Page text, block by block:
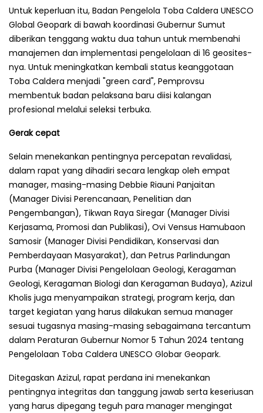
Untuk keperluan itu, Badan Pengelola Toba Caldera UNESCO
Global Geopark di bawah koordinasi Gubernur Sumut
diberikan tenggang waktu dua tahun untuk membenahi
manajemen dan implementasi pengelolaan di 16 geosites-
nya. Untuk meningkatkan kembali status keanggotaan
Toba Caldera menjadi "green card", Pemprovsu
membentuk badan pelaksana baru diisi kalangan
profesional melalui seleksi terbuka.
Gerak cepat
Selain menekankan pentingnya percepatan revalidasi,
dalam rapat yang dihadiri secara lengkap oleh empat
manager, masing-masing Debbie Riauni Panjaitan
(Manager Divisi Perencanaan, Penelitian dan
Pengembangan), Tikwan Raya Siregar (Manager Divisi
Kerjasama, Promosi dan Publikasi), Ovi Vensus Hamubaon
Samosir (Manager Divisi Pendidikan, Konservasi dan
Pemberdayaan Masyarakat), dan Petrus Parlindungan
Purba (Manager Divisi Pengelolaan Geologi, Keragaman
Geologi, Keragaman Biologi dan Keragaman Budaya), Azizul
Kholis juga menyampaikan strategi, program kerja, dan
target kegiatan yang harus dilakukan semua manager
sesuai tugasnya masing-masing sebagaimana tercantum
dalam Peraturan Gubernur Nomor 5 Tahun 2024 tentang
Pengelolaan Toba Caldera UNESCO Globar Geopark.
Ditegaskan Azizul, rapat perdana ini menekankan
pentingnya integritas dan tanggung jawab serta keseriusan
yang harus dipegang teguh para manager mengingat